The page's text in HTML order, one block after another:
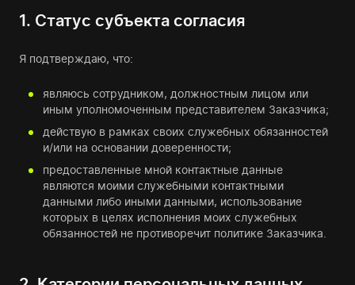
1. Статус субъекта согласия
Я подтверждаю, что:
являюсь сотрудником, должностным лицом или
иным уполномоченным представителем Заказчика;
действую в рамках своих служебных обязанностей
и/или на основании доверенности;
предоставленные мной контактные данные
являются моими служебными контактными
данными либо иными данными, использование
которых в целях исполнения моих служебных
обязанностей не противоречит политике Заказчика.